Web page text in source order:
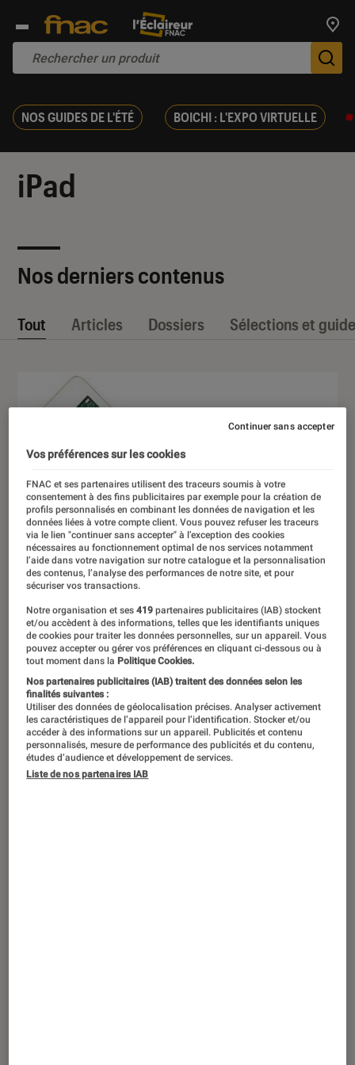
NOS GUIDES DE L'ÉTÉ BOICHI : L'EXPO VIRTUELLE
iPad
Nos derniers contenus
Tout Articles Dossiers Sélections et
Surprise, un nouvel iPad nommé… iPad !
ACTU
Informatique • 21 mar. 2017
Vos préférences sur les cookies
FNAC et ses partenaires utilisent des traceurs soumis à votre
consentement à des fins publicitaires par exemple pour la création de
profils personnalisés en combinant les données de navigation et les
données liées à votre compte client. Vous pouvez refuser les traceurs
via le lien "continuer sans accepter" à l’exception des cookies
nécessaires au fonctionnement optimal de nos services notamment
l’aide dans votre navigation sur notre catalogue et la personnalisation
des contenus, l’analyse des performances de notre site, et pour
sécuriser vos transactions.
Notre organisation et ses419 partenaires publicitaires (IAB) stockent
et/ou accèdent à des informations, telles que les identifiants uniques
de cookies pour traiter les données personnelles, sur un appareil. Vous
pouvez accepter ou gérer vos préférences en cliquant ci-dessous ou à
tout moment dans la Politique Cookies.
Nos partenaires publicitaires (IAB) traitent des données selon les
finalités suivantes :
Utiliser des données de géolocalisation précises. Analyser activement
les caractéristiques de l’appareil pour l’identification. Stocker et/ou
accéder à des informations sur un appareil. Publicités et contenu
personnalisés, mesure de performance des publicités et du contenu,
études d’audience et développement de services.
Liste de nos partenaires IAB
Continuer sans accepter